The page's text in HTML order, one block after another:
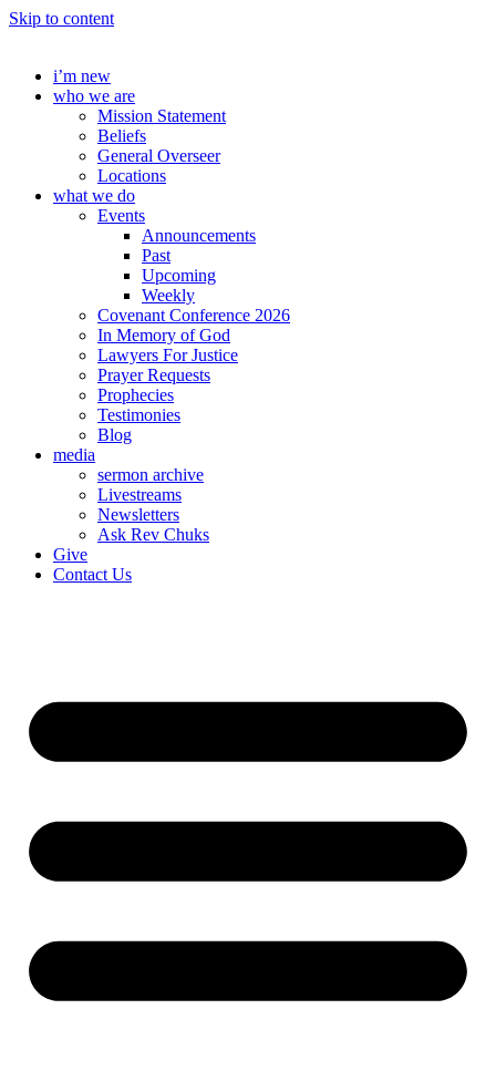
Skip to content
i’m new
who we are
Mission Statement
Beliefs
General Overseer
Locations
what we do
Events
Announcements
Past
Upcoming
Weekly
Covenant Conference 2026
In Memory of God
Lawyers For Justice
Prayer Requests
Prophecies
Testimonies
Blog
media
sermon archive
Livestreams
Newsletters
Ask Rev Chuks
Give
Contact Us